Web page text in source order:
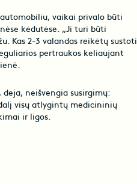
vaikai privalo būti
kėdutėse. „Ji turi būti
Kas 2-3 valandas reikėtų sustoti
pertraukos keliaujant
neišvengia susirgimų:
visų atlygintų medicininių
ir ligos.